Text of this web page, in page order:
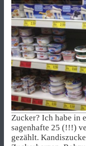
Zucker? Ich habe in
sagenhafte 25 (!!!)
gezählt.